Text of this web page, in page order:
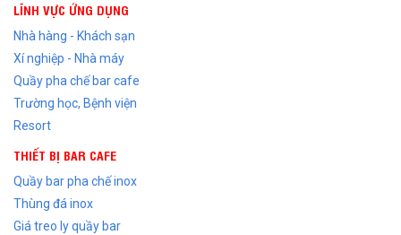
LĨNH VỰC ỨNG DỤNG
Nhà hàng - Khách sạn
Xí nghiệp - Nhà máy
Quầy pha chế bar cafe
Trường học, Bệnh viện
Resort
THIẾT BỊ BAR CAFE
Quầy bar pha chế inox
Thùng đá inox
Giá treo ly quầy bar